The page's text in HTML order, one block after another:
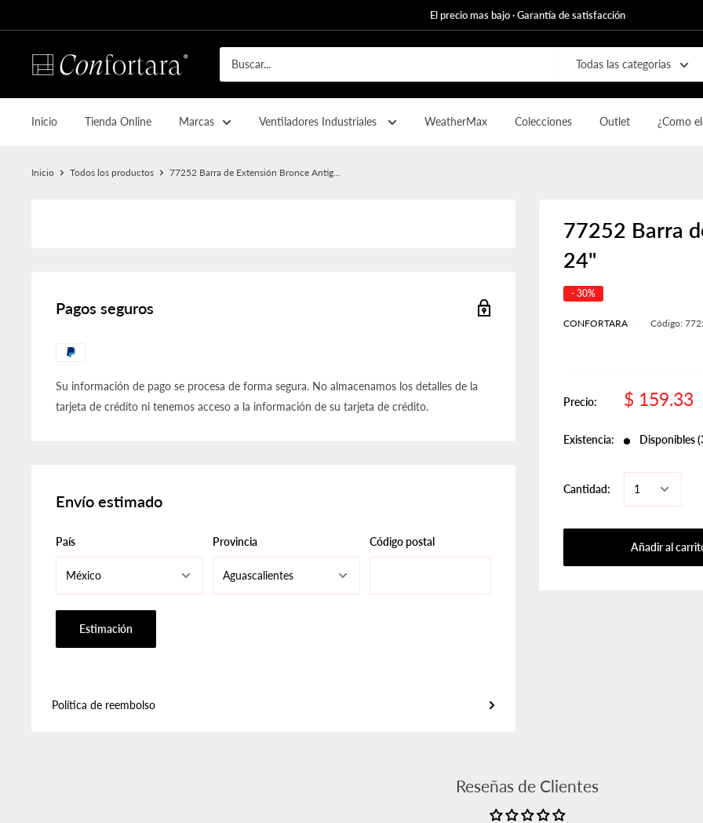
El precio mas bajo · Garantía de satisfacción
Todas las categorias
Inicio Tienda Online Marcas Ventiladores Industriales WeatherMax Colecciones Outlet ¿Como
Inicio Todos los productos 77252 Barra de Extensión Bronce Antig...
77252 Barra
24"
- 30%
CONFORTARA Código:
Precio: $ 159.33
Existencia: Disponibles
Cantidad:
Añadir al
Pagos seguros
Su información de pago se procesa de forma segura. No almacenamos los detalles de la
tarjeta de crédito ni tenemos acceso a la información de su tarjeta de crédito.
Envío estimado
País Provincia Código postal
Estimación
Política de reembolso
Reseñas de Clientes